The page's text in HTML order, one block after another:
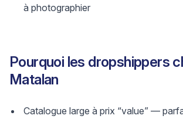
à photographier
Pourquoi les dropshippers
Matalan
Catalogue large à prix “value” —